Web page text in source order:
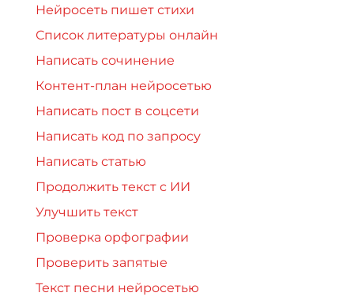
Нейросеть пишет стихи
Список литературы онлайн
Написать сочинение
Контент-план нейросетью
Написать пост в соцсети
Написать код по запросу
Написать статью
Продолжить текст с ИИ
Улучшить текст
Проверка орфографии
Проверить запятые
Текст песни нейросетью